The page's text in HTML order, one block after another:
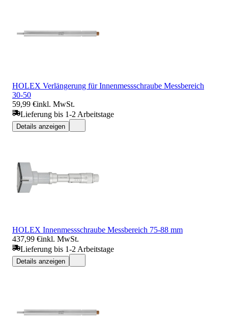
HOLEX Verlängerung für Innenmessschraube Messbereich
30-50
59,99 €inkl. MwSt.
Lieferung bis 1-2 Arbeitstage
Details anzeigen
HOLEX Innenmessschraube Messbereich 75-88 mm
437,99 €inkl. MwSt.
Lieferung bis 1-2 Arbeitstage
Details anzeigen